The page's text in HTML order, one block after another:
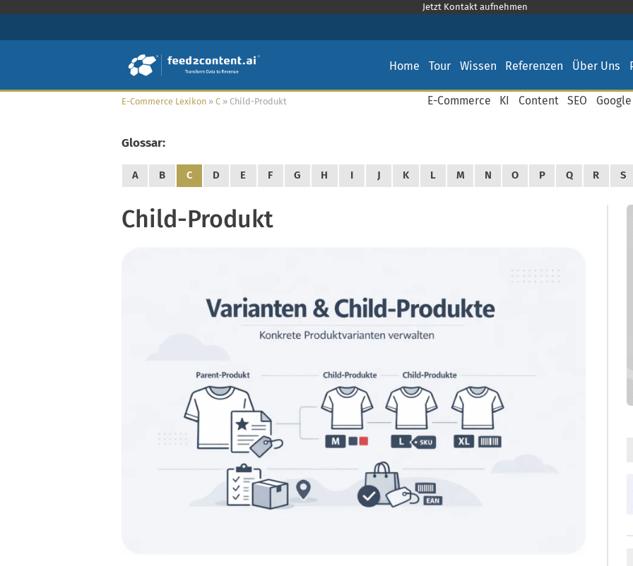
Jetzt Kontakt aufnehmen
Home Tour Wissen Referenzen Über Uns
E-Commerce Lexikon » C » Child-Produkt E-Commerce KI Content SEO
Glossar:
A B C D E F G H I J K L M N O P Q R S
Child-Produkt